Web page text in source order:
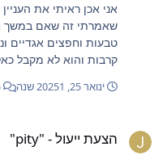
אני אכן ראיתי את
שאמרתי זה שאם במשך
קרבות והוא לא מקבל
למרות שלפני זה הוא
ינואר 25, 2025 1 שנה
הצעת ייעול - "pity"